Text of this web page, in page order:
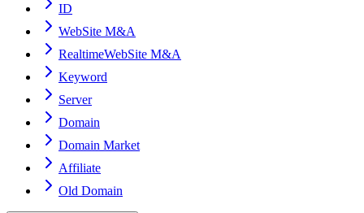
ID
WebSite M&A
RealtimeWebSite M&A
Keyword
Server
Domain
Domain Market
Affiliate
Old Domain